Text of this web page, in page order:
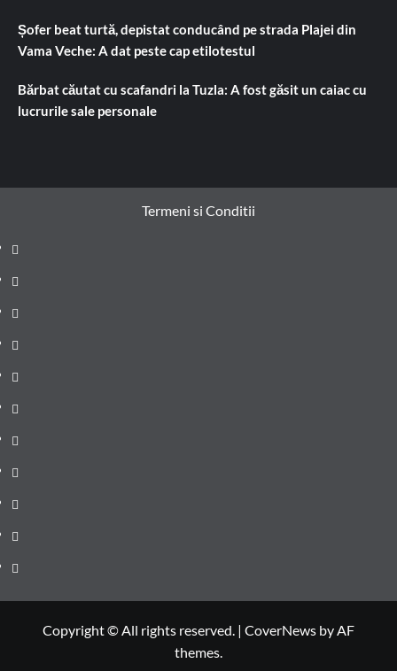
Șofer beat turtă, depistat conducând pe strada Plajei din
Vama Veche: A dat peste cap etilotestul
Bărbat căutat cu scafandri la Tuzla: A fost găsit un caiac cu
lucrurile sale personale
Termeni si Conditii
Prima
pagină
Știri
de
ultima
Administrație
locală
Actualitate
Justiție
Cultura
Sănătate
Litoral
Joburi
Politică
Comunicate
Copyright © All rights reserved. | CoverNews by AF
themes.